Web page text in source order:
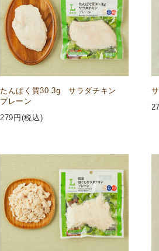
たんぱく質30.3g サラダチキン
プレーン
279 円(税込)